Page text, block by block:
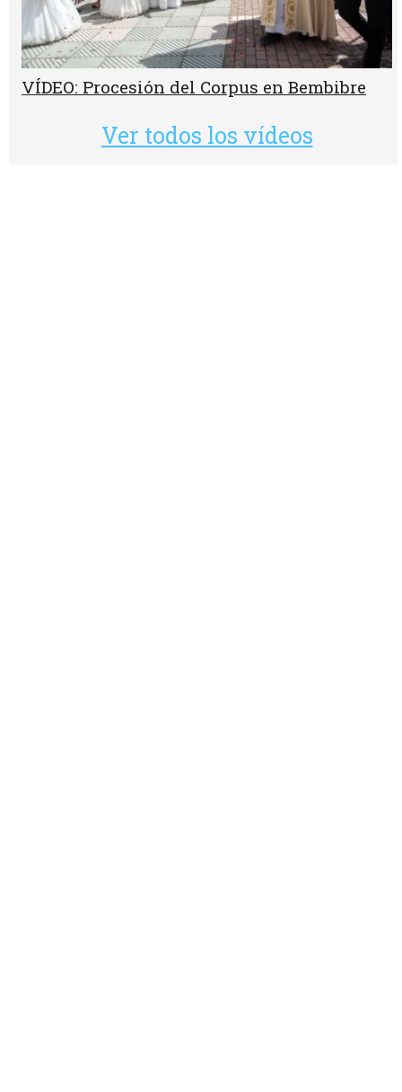
VÍDEO: Procesión del Corpus en Bembibre
Ver todos los vídeos